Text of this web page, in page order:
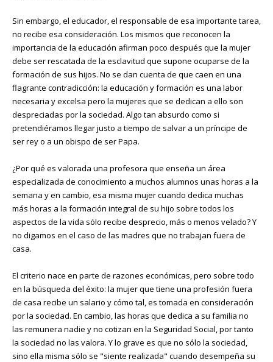
Sin embargo, el educador, el responsable de esa importante tarea,
no recibe esa consideración. Los mismos que reconocen la
importancia de la educación afirman poco después que la mujer
debe ser rescatada de la esclavitud que supone ocuparse de la
formación de sus hijos. No se dan cuenta de que caen en una
flagrante contradicción: la educación y formación es una labor
necesaria y excelsa pero la mujeres que se dedican a ello son
despreciadas por la sociedad. Algo tan absurdo como si
pretendiéramos llegar justo a tiempo de salvar a un príncipe de
ser rey o a un obispo de ser Papa.
¿Por qué es valorada una profesora que enseña un área
especializada de conocimiento a muchos alumnos unas horas a la
semana y en cambio, esa misma mujer cuando dedica muchas
más horas a la formación integral de su hijo sobre todos los
aspectos de la vida sólo recibe desprecio, más o menos velado? Y
no digamos en el caso de las madres que no trabajan fuera de
casa.
El criterio nace en parte de razones económicas, pero sobre todo
en la búsqueda del éxito: la mujer que tiene una profesión fuera
de casa recibe un salario y cómo tal, es tomada en consideración
por la sociedad. En cambio, las horas que dedica a su familia no
las remunera nadie y no cotizan en la Seguridad Social, por tanto
la sociedad no las valora. Y lo grave es que no sólo la sociedad,
sino ella misma sólo se "siente realizada" cuando desempeña su